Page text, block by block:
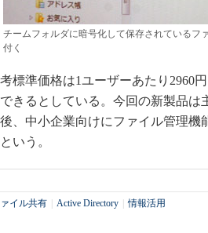
チームフォルダに暗号化して保存されているフ
付く
標準価格は1ユーザーあたり2960
きるとしている。今回の新製品は
、中小企業向けにファイル管理
いう。
イル共有 Active Directory 情報活用